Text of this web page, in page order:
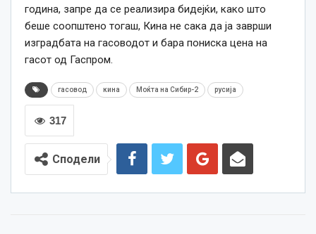
година, запре да се реализира бидејќи, како што
беше соопштено тогаш, Кина не сака да ја заврши
изградбата на гасоводот и бара пониска цена на
гасот од Гаспром.
гасовод кина Моќта на Сибир-2 русија
317
Сподели